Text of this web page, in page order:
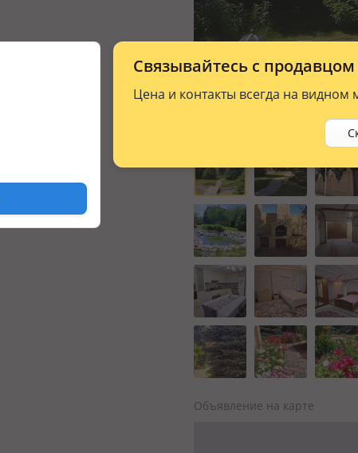
Связывайтесь с
Цена и контакты всегда на видном
Объявление на карте